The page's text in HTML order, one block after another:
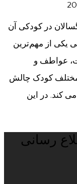
در کودکی آن
یکی از مهم‌ترین
عواطف و
کودک چالش
کند. در این
رسانی